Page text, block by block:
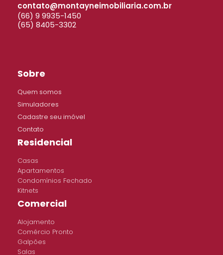
contato@montayneimobiliaria.com.br
(66) 9 9935-1450
(65) 8405-3302
Sobre
Quem somos
Simuladores
Cadastre seu imóvel
Contato
Residencial
Casas
Apartamentos
Condomínios Fechado
Kitnets
Comercial
Alojamento
Comércio Pronto
Galpões
Salas